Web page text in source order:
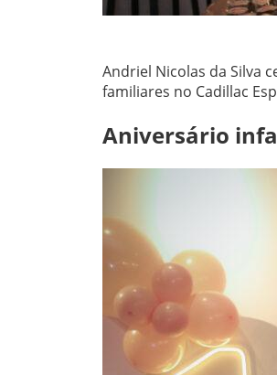
Andriel Nicolas da Silva
familiares no Cadillac
Aniversário